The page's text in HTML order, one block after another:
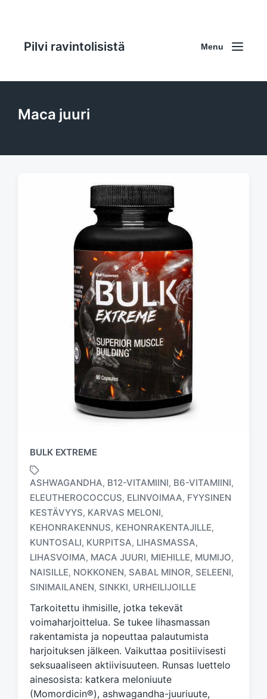
Pilvi ravintolisistä Menu
Maca juuri
BULK EXTREME
a
g
g
e
w
i
t
h
ASHWAGANDHA, B12-VITAMIINI, B6-VITAMIINI,
ELEUTHEROCOCCUS, ELINVOIMAA, FYYSINEN
KESTÄVYYS, KARVAS MELONI,
KEHONRAKENNUS, KEHONRAKENTAJILLE,
KUNTOSALI, KURPITSA, LIHASMASSA,
LIHASVOIMA, MACA JUURI, MIEHILLE, MUMIJO,
NAISILLE, NOKKONEN, SABAL MINOR, SELEENI,
SINIMAILANEN, SINKKI, URHEILIJOILLE
Tarkoitettu ihmisille, jotka tekevät
voimaharjoittelua. Se tukee lihasmassan
rakentamista ja nopeuttaa palautumista
harjoituksen jälkeen. Vaikuttaa positiivisesti
seksuaaliseen aktiivisuuteen. Runsas luettelo
ainesosista: katkera meloniuute
(Momordicin®), ashwagandha-juuriuute,